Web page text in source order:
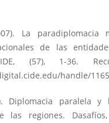
La paradiplomacia
de las
(57), 1-36.
handle/
Diplomacia paralela y
las regiones.